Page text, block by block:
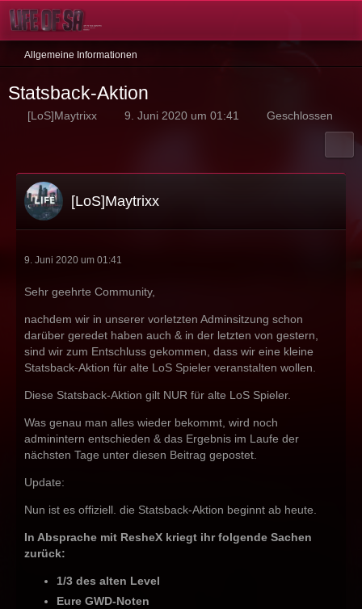
Allgemeine Informationen
Statsback-Aktion
[LoS]Maytrixx 9. Juni 2020 um 01:41 Geschlossen
[LoS]Maytrixx
9. Juni 2020 um 01:41
Sehr geehrte Community,
nachdem wir in unserer vorletzten Adminsitzung schon
darüber geredet haben auch & in der letzten von gestern,
sind wir zum Entschluss gekommen, dass wir eine kleine
Statsback-Aktion für alte LoS Spieler veranstalten wollen.
Diese Statsback-Aktion gilt NUR für alte LoS Spieler.
Was genau man alles wieder bekommt, wird noch
adminintern entschieden & das Ergebnis im Laufe der
nächsten Tage unter diesen Beitrag gepostet.
Update:
Nun ist es offiziell. die Statsback-Aktion beginnt ab heute.
In Absprache mit ResheX kriegt ihr folgende Sachen
zurück:
1/3 des alten Level
Eure GWD-Noten